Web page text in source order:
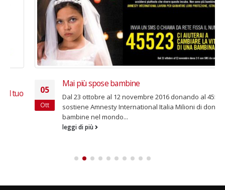
05
Mai più spose bambine
Dal 23 ottobre al 12 novembre 2016 donando al 45523 si
sostiene Amnesty International Italia Milioni di donne e
bambine nel mondo...
leggi di più